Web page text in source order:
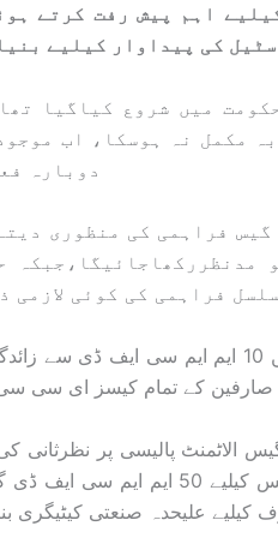
اہم پیش رفت کرتے
کی پیداوار کیلیے
میں شروع کیاگیا
مکمل نہ ہوسکا، اب
دوبارہ
فراہمی کی منظوری
مدنظررکھاجائیگا،جبکہ
فراہمی کی کوئی لازمی
اجلاس میں یہ بھی فیصلہ کیاگیاکہ مستقبل میں 10
صارفین کے تمام کیسز ای سی سی
ڈویژن کو 2005 کی قدرتی گیس الاٹمنٹ
سی کی ایگزیکٹو کمیٹی نے نیشنل اسٹیل
کیلیے علیحدہ صنعتی کیٹیگری